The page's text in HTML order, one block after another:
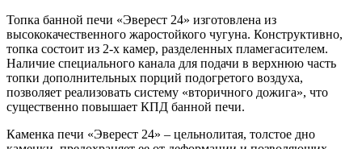
Топка банной печи «Эверест 24» изготовлена из
высококачественного жаростойкого чугуна. Конструктивно,
топка состоит из 2-х камер, разделенных пламегасителем.
Наличие специального канала для подачи в верхнюю часть
топки дополнительных порций подогретого воздуха,
позволяет реализовать систему «вторичного дожига», что
существенно повышает КПД банной печи.
Каменка печи «Эверест 24» – цельнолитая, толстое дно